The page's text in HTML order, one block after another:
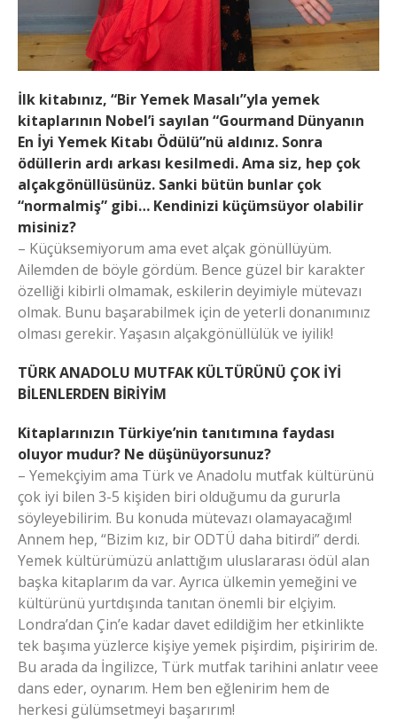
İlk kitabınız, “Bir Yemek Masalı”yla yemek
kitaplarının Nobel’i sayılan “Gourmand Dünyanın
En İyi Yemek Kitabı Ödülü”nü aldınız. Sonra
ödüllerin ardı arkası kesilmedi. Ama siz, hep çok
alçakgönüllüsünüz. Sanki bütün bunlar çok
“normalmiş” gibi… Kendinizi küçümsüyor olabilir
misiniz?
– Küçüksemiyorum ama evet alçak gönüllüyüm.
Ailemden de böyle gördüm. Bence güzel bir karakter
özelliği kibirli olmamak, eskilerin deyimiyle mütevazı
olmak. Bunu başarabilmek için de yeterli donanımınız
olması gerekir. Yaşasın alçakgönüllülük ve iyilik!
TÜRK ANADOLU MUTFAK KÜLTÜRÜNÜ ÇOK İYİ
BİLENLERDEN BİRİYİM
Kitaplarınızın Türkiye’nin tanıtımına faydası
oluyor mudur? Ne düşünüyorsunuz?
– Yemekçiyim ama Türk ve Anadolu mutfak kültürünü
çok iyi bilen 3-5 kişiden biri olduğumu da gururla
söyleyebilirim. Bu konuda mütevazı olamayacağım!
Annem hep, “Bizim kız, bir ODTÜ daha bitirdi” derdi.
Yemek kültürümüzü anlattığım uluslararası ödül alan
başka kitaplarım da var. Ayrıca ülkemin yemeğini ve
kültürünü yurtdışında tanıtan önemli bir elçiyim.
Londra’dan Çin’e kadar davet edildiğim her etkinlikte
tek başıma yüzlerce kişiye yemek pişirdim, pişiririm de.
Bu arada da İngilizce, Türk mutfak tarihini anlatır veee
dans eder, oynarım. Hem ben eğlenirim hem de
herkesi gülümsetmeyi başarırım!